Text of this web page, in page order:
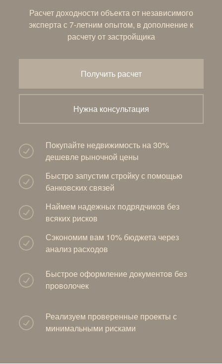
Расчет доходности объекта от независимого
эксперта с 7-летним опытом, в дополнение к
расчету от застройщика
Нужна консультация
Получить расчет
Реализуем проверенные проекты с
минимальными рисками
Быстрое оформление документов без
проволочек
Сэкономим вам 10% бюджета через
анализ расходов
Покупайте недвижимость на 30%
дешевле рыночной цены
Наймем надежных подрядчиков без
всяких рисков
Быстро запустим стройку с помощью
банковских связей